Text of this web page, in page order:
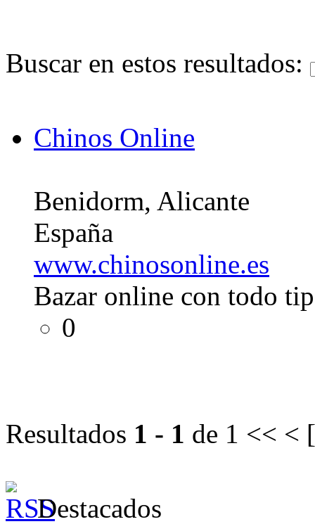
Buscar en estos resultados:
Chinos Online
Benidorm, Alicante
España
www.chinosonline.es
Bazar online con todo
0
Resultados 1 - 1 de 1 << < [
Destacados